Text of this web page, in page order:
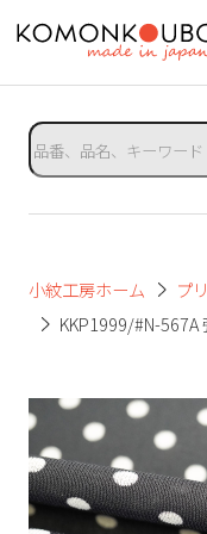
小紋工房ホーム
プ
KKP1999/#N-567A